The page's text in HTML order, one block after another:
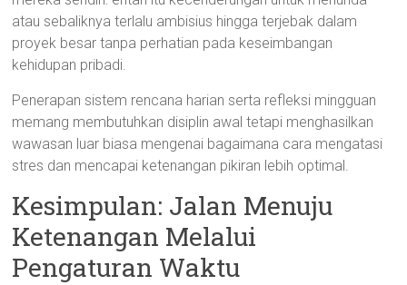
atau sebaliknya terlalu ambisius hingga terjebak dalam
proyek besar tanpa perhatian pada keseimbangan
kehidupan pribadi.
Penerapan sistem rencana harian serta refleksi mingguan
memang membutuhkan disiplin awal tetapi menghasilkan
wawasan luar biasa mengenai bagaimana cara mengatasi
stres dan mencapai ketenangan pikiran lebih optimal.
Kesimpulan: Jalan Menuju
Ketenangan Melalui
Pengaturan Waktu